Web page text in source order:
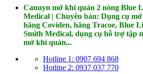
Canuyn mở khí quản 2 nòng Blue
Medical | Chuyên bán: Dụng cụ
hãng Coviden, hãng Tracoe, Blue
Smith Medical, dụng cụ hỗ trợ tập
mở khí quản,..
Hotline 1: 0907 694 868
Hotline 2: 0937 037 770